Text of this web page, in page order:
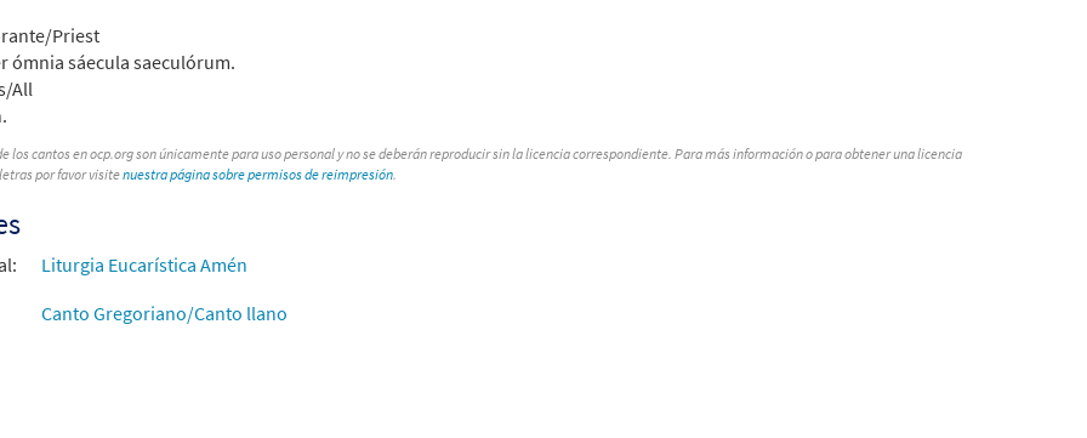
Priest
ómnia sáecula saeculórum.
All
los cantos en ocp.org son únicamente para uso personal y no se deberán reproducir sin la licencia correspondiente. Para más información o para obtener una licencia
por favor visitenuestra página sobre permisos de reimpresión.
Liturgia Eucarística Amén
Canto Gregoriano/Canto llano